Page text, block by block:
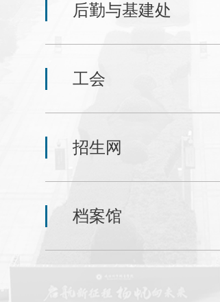
后勤与基建处
工会
招生网
档案馆